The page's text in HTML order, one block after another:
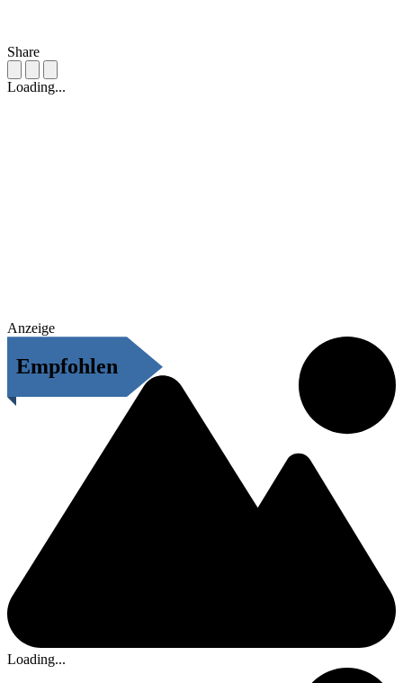
Share
Loading...
Anzeige
Empfohlen
Loading...